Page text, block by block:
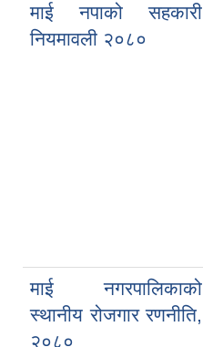
माई नपाको सहकारी
नियमावली २०८०
माई नगरपालिकाको
स्थानीय रोजगार रणनीति,
२०८०